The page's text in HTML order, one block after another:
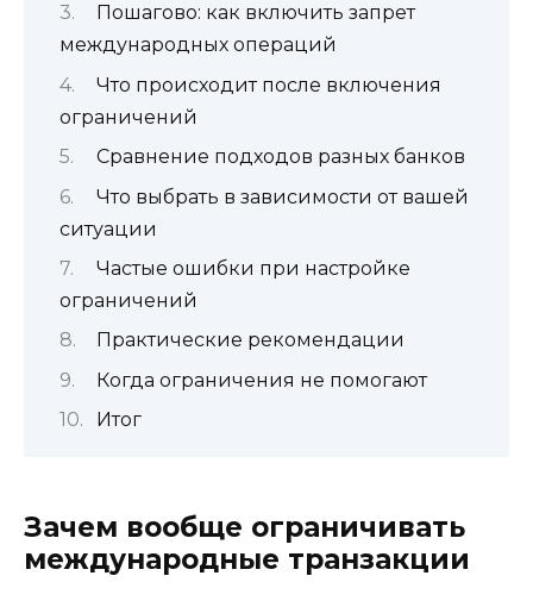
Пошагово: как включить запрет
международных операций
Что происходит после включения
ограничений
Сравнение подходов разных банков
Что выбрать в зависимости от вашей
ситуации
Частые ошибки при настройке
ограничений
Практические рекомендации
Когда ограничения не помогают
Итог
Зачем вообще ограничивать
международные транзакции